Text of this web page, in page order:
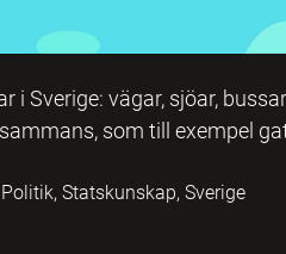
i Sverige: vägar, sjöar,
som till exempel
Politik, Statskunskap, Sverige